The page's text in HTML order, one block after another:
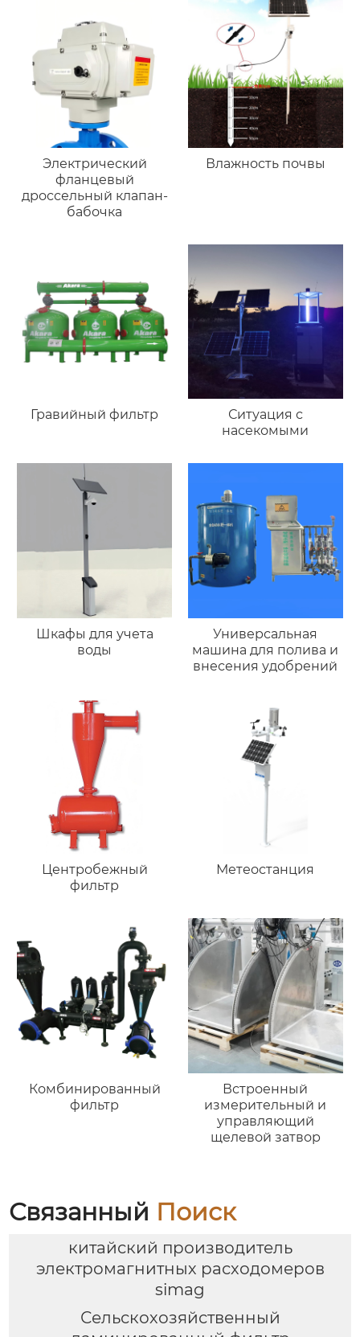
Электрический
фланцевый
дроссельный клапан-
бабочка
Влажность почвы
Гравийный фильтр
Ситуация с
насекомыми
Шкафы для учета
воды
Универсальная
машина для полива и
внесения удобрений
Центробежный
фильтр
Метеостанция
Комбинированный
фильтр
Встроенный
измерительный и
управляющий
щелевой затвор
Связанный Поиск
китайский производитель
электромагнитных расходомеров
simag
Сельскохозяйственный